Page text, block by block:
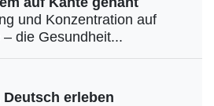
und Konzentration auf
die Gesundheit...
erleben